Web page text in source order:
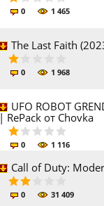
0 1 465
The Last Faith
0 1 968
UFO ROBOT
| RePack от Chovka
0 1 116
Call of Duty:
0 31 409